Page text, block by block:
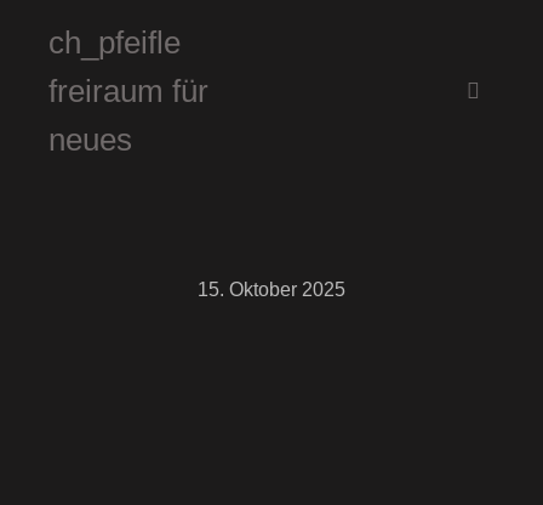
ch_pfeifle
freiraum für
neues
15. Oktober 2025